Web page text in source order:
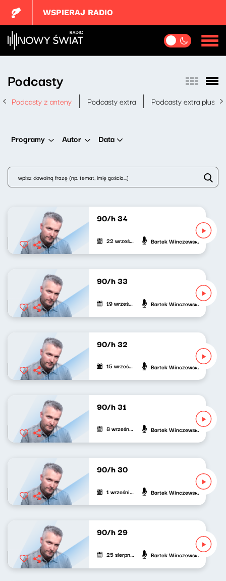
WSPIERAJ RADIO
Podcasty
Podcasty z anteny Podcasty extra Podcasty extra plus
Programy Autor Data
90/h 34
22 września 2021 Bartek Winczewski
90/h 33
19 września 2021 Bartek Winczewski
90/h 32
15 września 2021 Bartek Winczewski
90/h 31
8 września 2021 Bartek Winczewski
90/h 30
1 września 2021 Bartek Winczewski
90/h 29
25 sierpnia 2021 Bartek Winczewski